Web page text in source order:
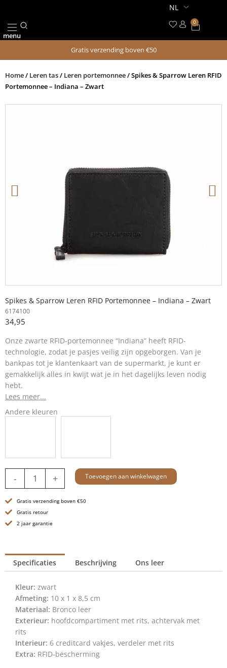
de
inhoud
menu
0
Gratis verzending boven €50
Home/ Leren tas/ Leren portemonnee/ Spikes & Sparrow Leren RFID
Portemonnee – Indiana – Zwart
Spikes & Sparrow Leren RFID Portemonnee – Indiana – Zwart
6174100
34,95
Onze zwarte RFID-portemonnee “Indiana” heeft RFID-
technologie, zodat je pasjes veilig zijn opgeborgen. Van je
bankpas tot je klantenkaart van de supermarkt, je kunt er
gemakkelijk alles in kwijt wat je in het dagelijks leven nodig
hebt.
Lees meer...
Andere kleuren
-
RFID
-
Indiana
-
+ Toevoegen aan winkelwagen
Gratis verzending boven €50
Gratis retour
2 jaar garantie
Specificaties Beschrijving Ons leer
Kleur: zwart
Afmeting: 10 x 1 x 8,5 cm
Materiaal: Bronco leer
Exterieur: hoofdcompartiment met rits, achtervak met
rits
Interieur: 6 creditcard vakjes, verdeler met rits
Extra: RFID-bescherming